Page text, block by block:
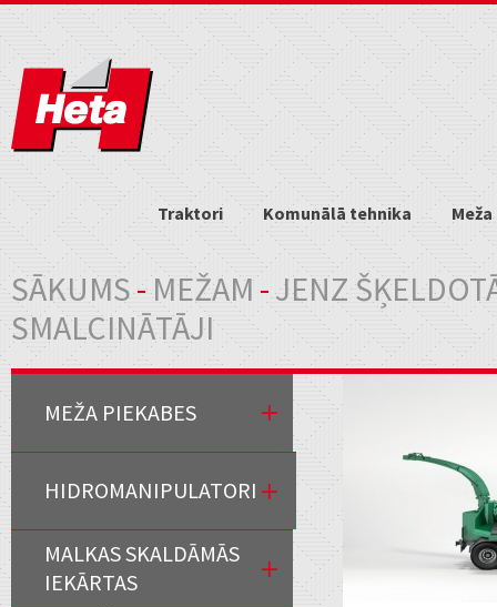
Traktori Komunālā tehnika
Jūs atrodaties šeit
SĀKUMS- MEŽAM-JENZ
SMALCINĀTĀJI
MEŽA PIEKABES
HIDROMANIPULATORI
MALKAS SKALDĀMĀS
IEKĀRTAS